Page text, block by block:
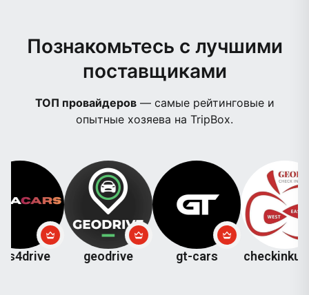
Познакомьтесь с лучшими
поставщиками
ТОП провайдеров— самые рейтинговые и
опытные хозяева на TripBox.
geodrive gt-cars checkinkutaisi